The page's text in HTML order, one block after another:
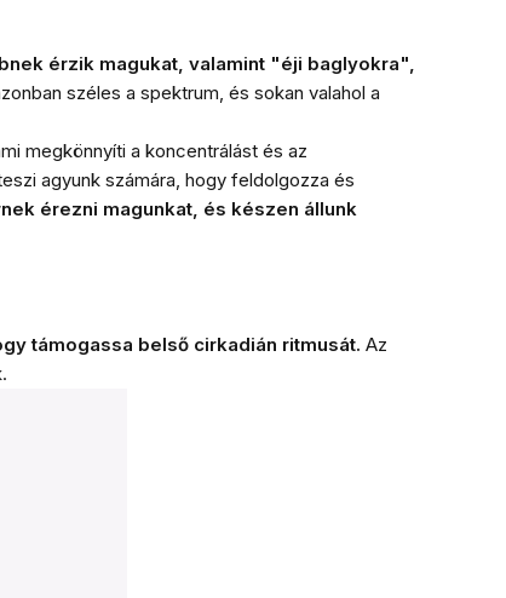
érzik magukat, valamint "éji baglyokra",
széles a spektrum, és sokan valahol a
megkönnyíti a koncentrálást és az
agyunk számára, hogy feldolgozza és
érezni magunkat, és készen állunk
támogassa belső cirkadián ritmusát. Az